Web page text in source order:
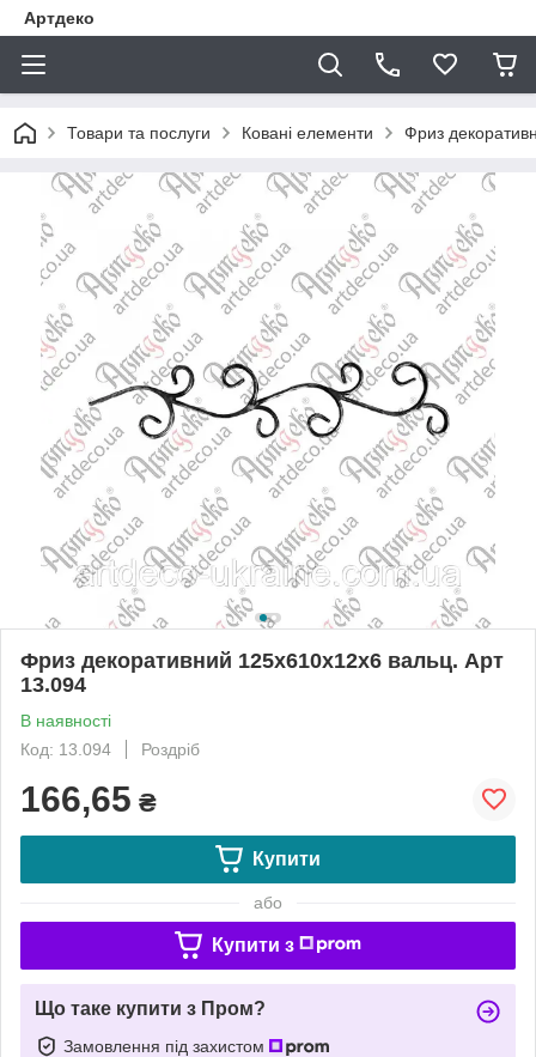
Артдеко
Товари та послуги Ковані елементи Фриз
Фриз декоративний 125х610х12х6 вальц. Арт
13.094
В наявності
Код: 13.094
Роздріб
166,65 ₴
Купити
або
Купити з
Що таке купити з Пром?
Замовлення під захистом